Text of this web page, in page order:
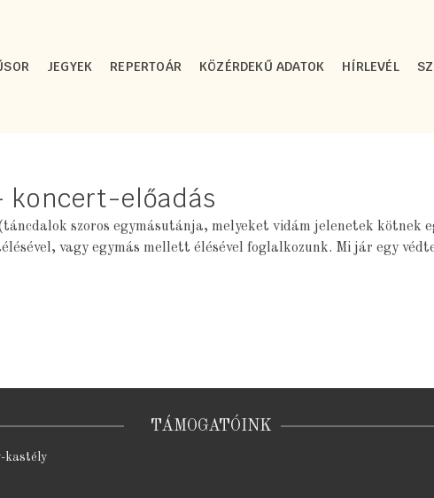
JEGYEK REPERTOÁR KÖZÉRDEKŰ ADATOK HÍRLEVÉL
koncert-előadás
szoros egymásutánja, melyeket vidám jelenetek kötnek
vagy egymás mellett élésével foglalkozunk. Mi jár egy
kastély
TÁMOGATÓINK